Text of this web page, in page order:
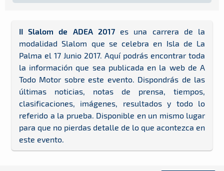
II Slalom de ADEA 2017es una carrera de la
modalidad Slalom que se celebra en Isla de La
Palma el 17 Junio 2017. Aquí podrás encontrar toda
la información que sea publicada en la web de A
Todo Motor sobre este evento. Dispondrás de las
últimas noticias, notas de prensa, tiempos,
clasificaciones, imágenes, resultados y todo lo
referido a la prueba. Disponible en un mismo lugar
para que no pierdas detalle de lo que acontezca en
este evento.